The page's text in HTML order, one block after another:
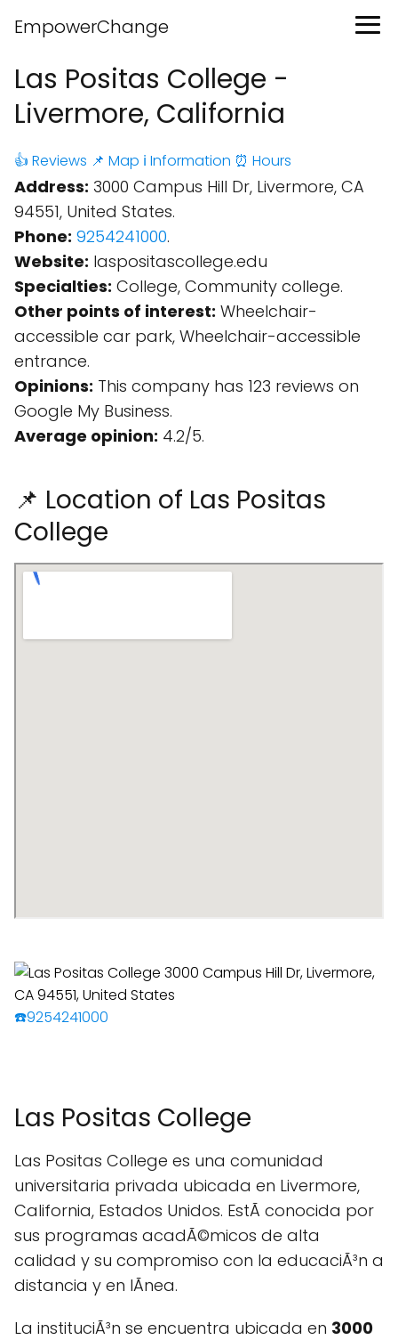
EmpowerChange
Las Positas College -
Livermore, California
👍 Reviews 📌 Map ℹ️ Information ⏰ Hours
Address: 3000 Campus Hill Dr, Livermore, CA
94551, United States.
Phone: 9254241000.
Website: laspositascollege.edu
Specialties: College, Community college.
Other points of interest: Wheelchair-
accessible car park, Wheelchair-accessible
entrance.
Opinions: This company has 123 reviews on
Google My Business.
Average opinion: 4.2/5.
📌 Location of Las Positas
College
☎️9254241000
Las Positas College
Las Positas College es una comunidad
universitaria privada ubicada en Livermore,
California, Estados Unidos. EstÃ conocida por
sus programas acadÃ©micos de alta
calidad y su compromiso con la educaciÃ³n a
distancia y en lÃ­nea.
La instituciÃ³n se encuentra ubicada en 3000